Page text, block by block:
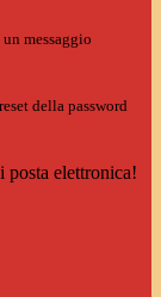
messaggio
della password
posta elettronica!